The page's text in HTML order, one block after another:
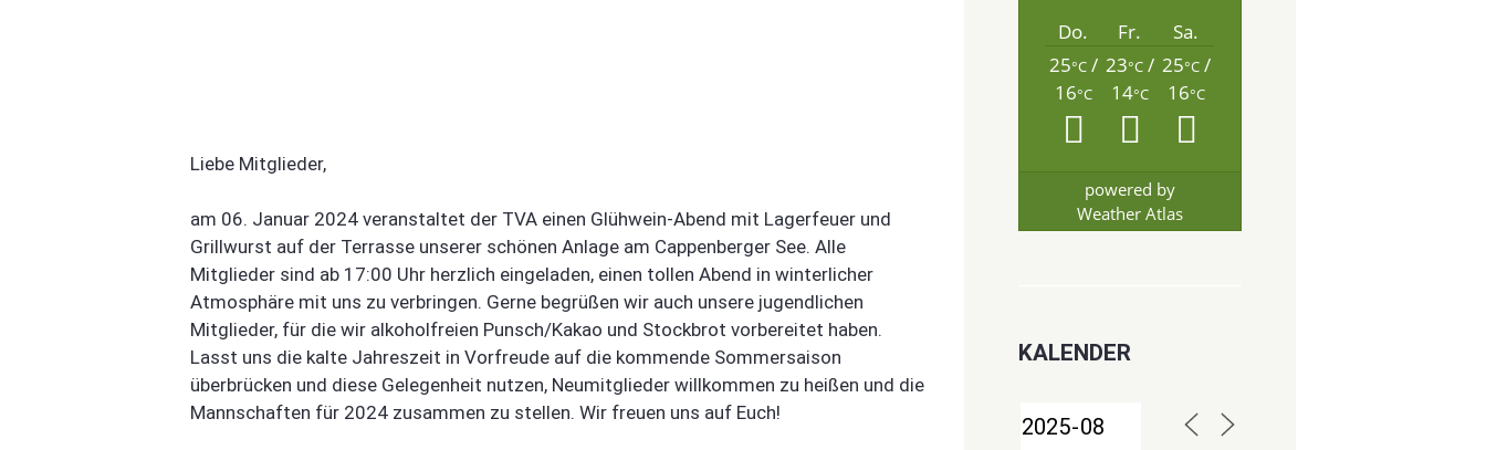
Liebe Mitglieder,
am 06. Januar 2024 veranstaltet der TVA einen Glühwein-Abend mit Lagerfeuer und
Grillwurst auf der Terrasse unserer schönen Anlage am Cappenberger See. Alle
Mitglieder sind ab 17:00 Uhr herzlich eingeladen, einen tollen Abend in winterlicher
Atmosphäre mit uns zu verbringen. Gerne begrüßen wir auch unsere jugendlichen
Mitglieder, für die wir alkoholfreien Punsch/Kakao und Stockbrot vorbereitet haben.
Lasst uns die kalte Jahreszeit in Vorfreude auf die kommende Sommersaison
überbrücken und diese Gelegenheit nutzen, Neumitglieder willkommen zu heißen und die
Mannschaften für 2024 zusammen zu stellen. Wir freuen uns auf Euch!
Do. Fr.
Sa.
25°C/
16°C
23°C/
14°C
25°C/
16°C
powered by
Weather Atlas
KALENDER